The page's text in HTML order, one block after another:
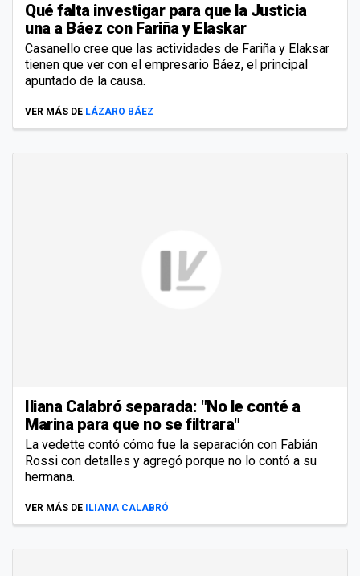
Qué falta investigar para que la Justicia
una a Báez con Fariña y Elaskar
Casanello cree que las actividades de Fariña y Elaksar
tienen que ver con el empresario Báez, el principal
apuntado de la causa.
VER MÁS DE LÁZARO BÁEZ
Iliana Calabró separada: "No le conté a
Marina para que no se filtrara"
La vedette contó cómo fue la separación con Fabián
Rossi con detalles y agregó porque no lo contó a su
hermana.
VER MÁS DE ILIANA CALABRÓ